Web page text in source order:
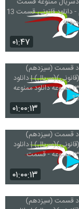
۰۱:۴۷
۰۱:۰۰:۱۳
۰۱:۰۰:۱۳